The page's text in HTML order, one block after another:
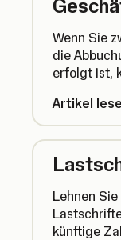
Wenn Sie
die
erfolgt ist,
Artikel
Lehnen
künftige